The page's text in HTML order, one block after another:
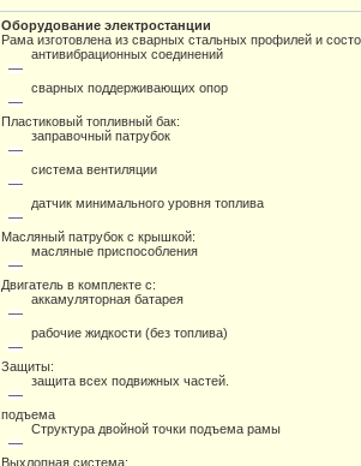
Оборудование электростанции
Рама изготовлена из сварных стальных профилей и
антивибрационных соединений
сварных поддерживающих опор
Пластиковый топливный бак:
заправочный патрубок
система вентиляции
датчик минимального уровня топлива
Масляный патрубок с крышкой:
масляные приспособления
Двигатель в комплекте с:
аккамуляторная батарея
рабочие жидкости (без топлива)
Защиты:
защита всех подвижных частей.
подъема
Структура двойной точки подъема рамы
Выхлопная система: